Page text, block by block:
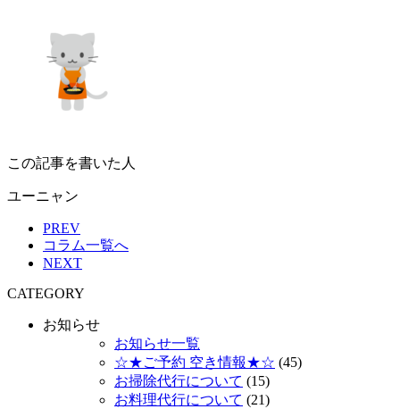
この記事を書いた人
ユーニャン
PREV
コラム一覧へ
NEXT
CATEGORY
お知らせ
お知らせ一覧
☆★ご予約 空き情報★☆ (45)
お掃除代行について (15)
お料理代行について (21)